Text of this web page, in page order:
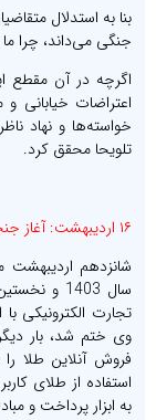
بنا به استدلال
جنگی می‌داند، چرا ما
اگرچه در آن مقطع
اعتراضات خیابانی و
خواسته‌ها و نهاد
تلویحا محقق کرد.
۱۶ اردیبهشت: آغاز جنجال فروش اینترنتی طلا
شانزدهم اردیبهشت
سال 1403
تجارت الکترونیکی
فروش آنلاین طلا
استفاده از طلای
به ابزار پرداخت و